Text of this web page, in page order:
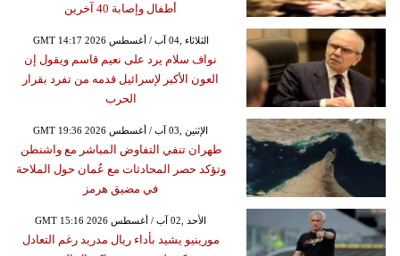
أطفال وإصابة 40 آخرين
GMT 14:17 2026 الثلاثاء ,04 آب / أغسطس
نواف سلام يرد على نعيم قاسم ويقول إن
العون الأكبر لإسرائيل قدمه من تفرد بقرار
الحرب
GMT 19:36 2026 الإثنين ,03 آب / أغسطس
طهران تنفي التفاوض المباشر مع واشنطن
وتؤكد حصر المحادثات مع عُمان حول الملاحة
في مضيق هرمز
GMT 15:16 2026 الأحد ,02 آب / أغسطس
مورينيو يشيد بأداء ريال مدريد رغم التعادل